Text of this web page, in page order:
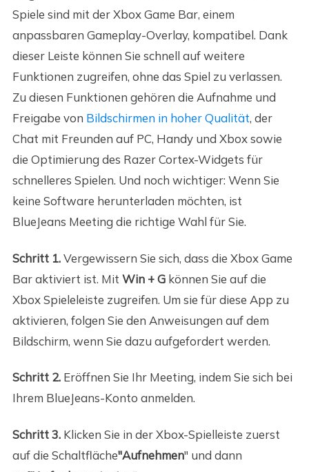
Spiele sind mit der Xbox Game Bar, einem
anpassbaren Gameplay-Overlay, kompatibel. Dank
dieser Leiste können Sie schnell auf weitere
Funktionen zugreifen, ohne das Spiel zu verlassen.
Zu diesen Funktionen gehören die Aufnahme und
Freigabe von Bildschirmen in hoher Qualität, der
Chat mit Freunden auf PC, Handy und Xbox sowie
die Optimierung des Razer Cortex-Widgets für
schnelleres Spielen. Und noch wichtiger: Wenn Sie
keine Software herunterladen möchten, ist
BlueJeans Meeting die richtige Wahl für Sie.
Schritt 1.Vergewissern Sie sich, dass die Xbox Game
Bar aktiviert ist. Mit Win + Gkönnen Sie auf die
Xbox Spieleleiste zugreifen. Um sie für diese App zu
aktivieren, folgen Sie den Anweisungen auf dem
Bildschirm, wenn Sie dazu aufgefordert werden.
Schritt 2.Eröffnen Sie Ihr Meeting, indem Sie sich bei
Ihrem BlueJeans-Konto anmelden.
Schritt 3.Klicken Sie in der Xbox-Spielleiste zuerst
auf die Schaltfläche"Aufnehmen" und dann